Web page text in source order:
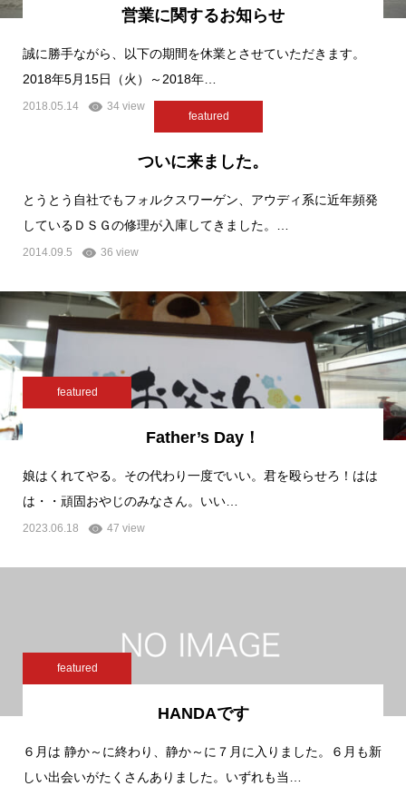
営業に関するお知らせ
誠に勝手ながら、以下の期間を休業とさせていただきます。
2018年5月15日（火）～2018年…
2018.05.14 34 view
featured
ついに来ました。
とうとう自社でもフォルクスワーゲン、アウディ系に近年頻発
しているＤＳＧの修理が入庫してきました。…
2014.09.5 36 view
featured
Father’s Day！
娘はくれてやる。その代わり一度でいい。君を殴らせろ！はは
は・・頑固おやじのみなさん。いい…
2023.06.18 47 view
featured
HANDAです
６月は 静か～に終わり、静か～に７月に入りました。６月も新
しい出会いがたくさんありました。いずれも当…